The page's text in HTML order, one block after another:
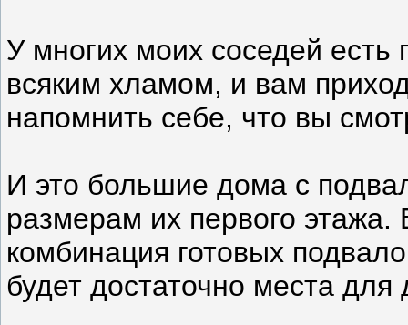
У многих моих соседей есть
всяким хламом, и вам
напомнить себе, что вы
И это большие дома с
размерам их первого
комбинация готовых
будет достаточно места